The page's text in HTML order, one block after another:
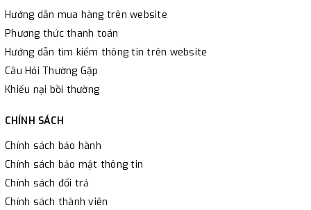
Hướng dẫn mua hàng trên website
Phương thức thanh toán
Hướng dẫn tìm kiếm thông tin trên website
Câu Hỏi Thường Gặp
Khiếu nại bồi thường
CHÍNH SÁCH
Chính sách bảo hành
Chính sách bảo mật thông tin
Chính sách đổi trả
Chính sách thành viên